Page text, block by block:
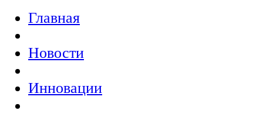
Главная
Новости
Инновации